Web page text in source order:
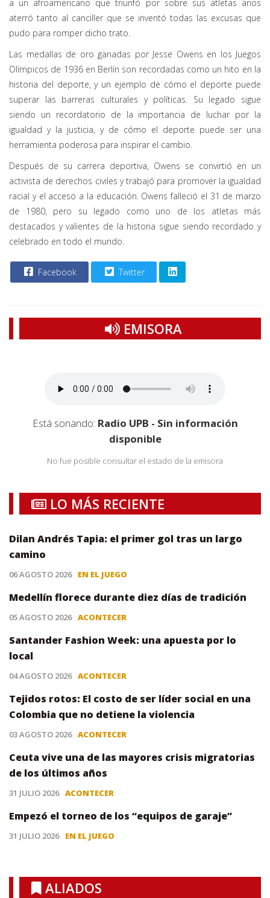
a un afroamericano que triunfó por sobre sus atletas arios
aterró tanto al canciller que se inventó todas las excusas que
pudo para romper dicho trato.
Las medallas de oro ganadas por Jesse Owens en los Juegos
Olímpicos de 1936 en Berlín son recordadas como un hito en la
historia del deporte, y un ejemplo de cómo el deporte puede
superar las barreras culturales y políticas. Su legado sigue
siendo un recordatorio de la importancia de luchar por la
igualdad y la justicia, y de cómo el deporte puede ser una
herramienta poderosa para inspirar el cambio.
Después de su carrera deportiva, Owens se convirtió en un
activista de derechos civiles y trabajó para promover la igualdad
racial y el acceso a la educación. Owens falleció el 31 de marzo
de 1980, pero su legado como uno de los atletas más
destacados y valientes de la historia sigue siendo recordado y
celebrado en todo el mundo.
Facebook Twitter
EMISORA
Está sonando: Radio UPB - Sin información
disponible
No fue posible consultar el estado de la emisora
LO MÁS RECIENTE
Dilan Andrés Tapia: el primer gol tras un largo
camino
06 AGOSTO 2026 EN EL JUEGO
Medellín florece durante diez días de tradición
05 AGOSTO 2026 ACONTECER
Santander Fashion Week: una apuesta por lo
local
04 AGOSTO 2026 ACONTECER
Tejidos rotos: El costo de ser líder social en una
Colombia que no detiene la violencia
03 AGOSTO 2026 ACONTECER
Ceuta vive una de las mayores crisis migratorias
de los últimos años
31 JULIO 2026 ACONTECER
Empezó el torneo de los “equipos de garaje”
31 JULIO 2026 EN EL JUEGO
ALIADOS